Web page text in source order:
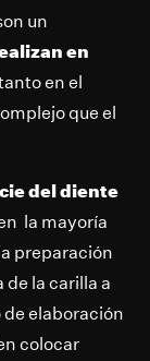
un
en
en el
que el
del diente
la mayoría
preparación
la carilla a
elaboración
colocar